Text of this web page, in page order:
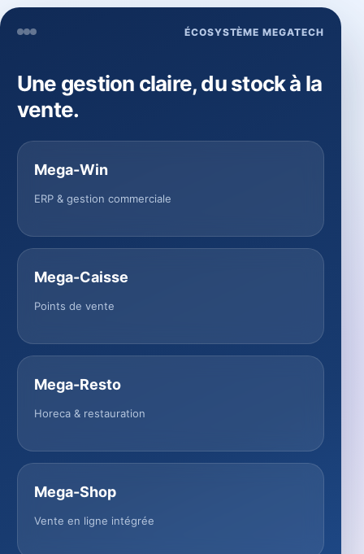
ÉCOSYSTÈME MEGATECH
Une gestion claire, du stock à la
vente.
Mega-Win
ERP & gestion commerciale
Mega-Caisse
Points de vente
Mega-Resto
Horeca & restauration
Mega-Shop
Vente en ligne intégrée